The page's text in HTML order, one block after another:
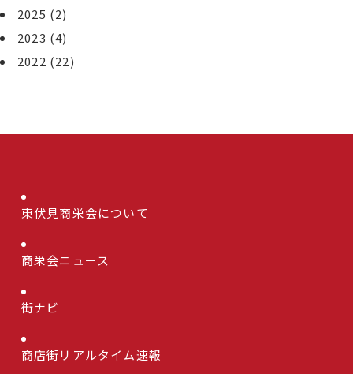
2025 (2)
2023 (4)
2022 (22)
東伏見商栄会について
商栄会ニュース
街ナビ
商店街リアルタイム速報